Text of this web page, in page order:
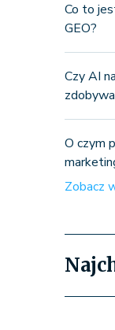
Co to
GEO?
Czy AI
O czym
Zobacz